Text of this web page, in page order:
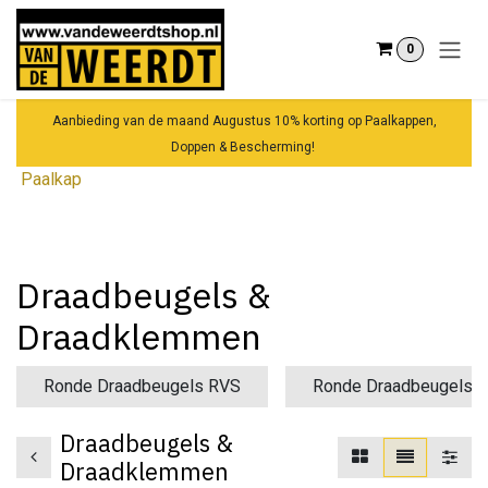
Overslaan naar inhoud
0
Aanbieding van de maand Augustus 10% korting op Paalkappen,
Doppen & Bescherming!
Paalkap
Draadbeugels &
Draadklemmen
Ronde Draadbeugels RVS Ronde Draadbeugels
Draadbeugels &
Draadklemmen